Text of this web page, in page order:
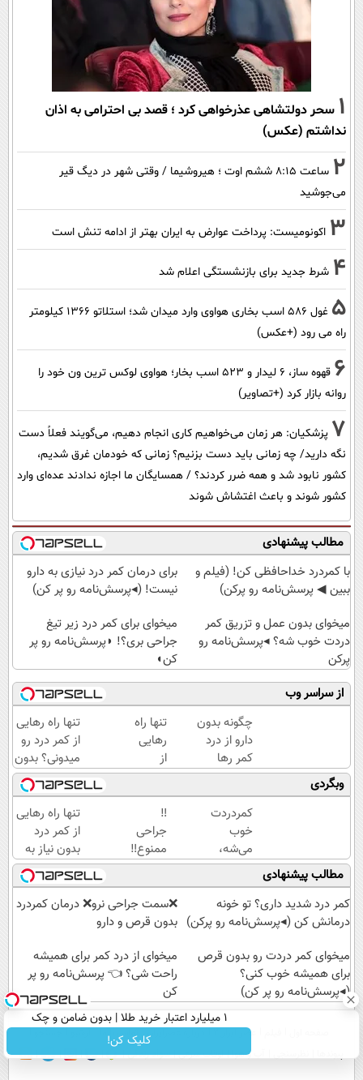
1 سحر دولتشاهی عذرخواهی کرد ؛ قصد بی احترامی به اذان
نداشتم (عکس)
2
ساعت ۸:۱۵ ششم اوت ؛ هیروشیما / وقتی شهر در دیگ قیر
می‌جوشید
3 اکونومیست: پرداخت عوارض به ایران بهتر از ادامه تنش است
4 شرط جدید برای بازنشستگی اعلام شد
5
غول 586 اسب بخاری هواوی وارد میدان شد؛ استلاتو 1366 کیلومتر
راه می رود (+عکس)
6
قهوه ساز، 6 لیدار و 523 اسب بخار؛ هواوی لوکس ترین ون خود را
روانه بازار کرد (+تصاویر)
7 پزشکیان: هر زمان می‌خواهیم کاری انجام دهیم، می‌گویند فعلاً دست
نگه دارید/ چه زمانی باید دست بزنیم؟ زمانی که خودمان غرق شدیم،
کشور نابود شد و همه ضرر کردند؟ / همسایگان ما اجازه ندادند عده‌ای وارد
کشور شوند و باعث اغتشاش شوند
مطالب پیشنهادی
با کمردرد خداحافظی کن! (فیلم و
ببین ◀ پرسش‌نامه رو پرکن)
برای درمان کمر درد نیازی به دارو
نیست! (◂پرسش‌نامه رو پر کن)
میخوای بدون عمل و تزریق کمر
دردت خوب شه؟ ◂پرسش‌نامه رو
پرکن
میخوای برای کمر درد زیر تیغ
جراحی بری؟! ◗پرسش‌نامه رو پر
کن◖
از سراسر وب
چگونه بدون
دارو از درد
کمر رها
شوید؟
(◂پرسش‌نامه
رو پرکن)
تنها راه
رهایی
از
کمردرد
– بدون
دارو،
بدون
جراحی!
«فرم
پر کن»
تنها راه رهایی
از کمر درد رو
میدونی؟ بدون
نیاز به دارو!
(◂پرسش‌نامه)
وبگردی
کمردردت
خوب
می‌شه،
اگر این
پرسشنامه
رو پر
کنی!!
‼️
جراحی
ممنوع‼️
درمان
کمر درد
بدون
جراحی
نقاهت
تنها راه رهایی
از کمر درد
بدون نیاز به
دارو!
(◂پرسش‌نامه)
مطالب پیشنهادی
کمر درد شدید داری؟ تو خونه
درمانش کن (◂پرسش‌نامه رو پرکن)
❌سمت جراحی نرو❌ درمان کمردرد
بدون قرص و دارو
میخوای کمر دردت رو بدون قرص
برای همیشه خوب کنی؟
(◂پرسش‌نامه رو پر کن)
میخوای از درد کمر برای همیشه
راحت شی؟ 👈 پرسش‌نامه رو پر
کن
۱ میلیارد اعتبار خرید طلا | بدون ضامن و چک
کلیک کن!
عصر ایران۲ درباره عصرایران تماس با ما
آب و هوا اوقات شرعی سواد زندگی